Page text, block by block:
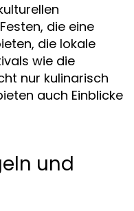
die eine
die lokale
wie die
nur kulinarisch
auch Einblicke
und